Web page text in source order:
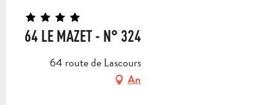
64 LE MAZET - N° 3240
64 route de Lascours, 13360 Roquevaire
Anfahrt